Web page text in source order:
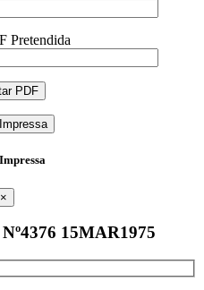
Pretendida
×
15MAR1975